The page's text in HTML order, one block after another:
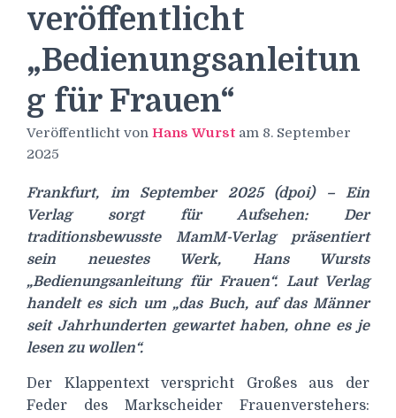
veröffentlicht
„Bedienungsanleitun
g für Frauen“
Veröffentlicht von Hans Wurst am 8. September
2025
Frankfurt, im September 2025 (dpoi) – Ein
Verlag sorgt für Aufsehen: Der
traditionsbewusste MamM-Verlag präsentiert
sein neuestes Werk, Hans Wursts
„Bedienungsanleitung für Frauen“. Laut Verlag
handelt es sich um „das Buch, auf das Männer
seit Jahrhunderten gewartet haben, ohne es je
lesen zu wollen“.
Der Klappentext verspricht Großes aus der
Feder des Markscheider Frauenverstehers: